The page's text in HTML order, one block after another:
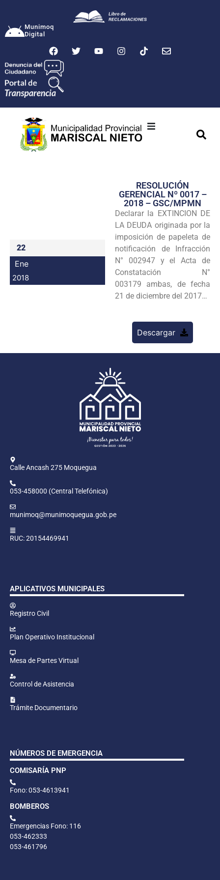
Munimoq
Digital
Transparencia
Seguridad
Programas
Intranet
22
Ene
2018
RESOLUCIÓN
GERENCIAL Nº 0017 –
2018 – GSC/MPMN
Declarar la EXTINCION DE
LA DEUDA originada por la
imposición de papeleta de
notificación de Infracción
N° 002947 y el Acta de
Constatación N°
003179 ambas, de fecha
21 de diciembre del 2017…
Descargar
Calle Ancash 275 Moquegua
053-458000 (Central Telefónica)
munimoq@munimoquegua.gob.pe
RUC: 20154469941
APLICATIVOS MUNICIPALES
Registro Civil
Plan Operativo Institucional
Mesa de Partes Virtual
Control de Asistencia
Trámite Documentario
NÚMEROS DE EMERGENCIA
COMISARÍA PNP
Fono: 053-4613941
BOMBEROS
Emergencias Fono: 116
053-462333
053-461796